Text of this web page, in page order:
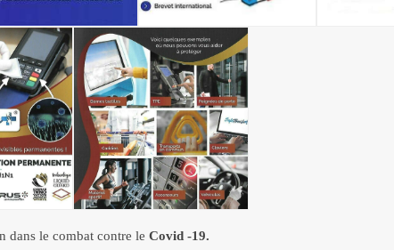
dans le combat contre le Covid -19.